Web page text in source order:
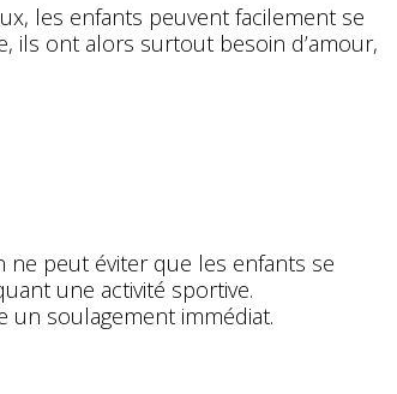
les enfants peuvent facilement se
ils ont alors surtout besoin d’amour,
ne peut éviter que les enfants se
une activité sportive.
un soulagement immédiat.